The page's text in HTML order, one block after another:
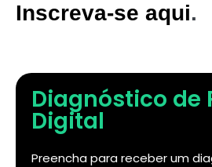
Inscreva-se aqui.
Diagnóstico de
Digital
Preencha para receber um